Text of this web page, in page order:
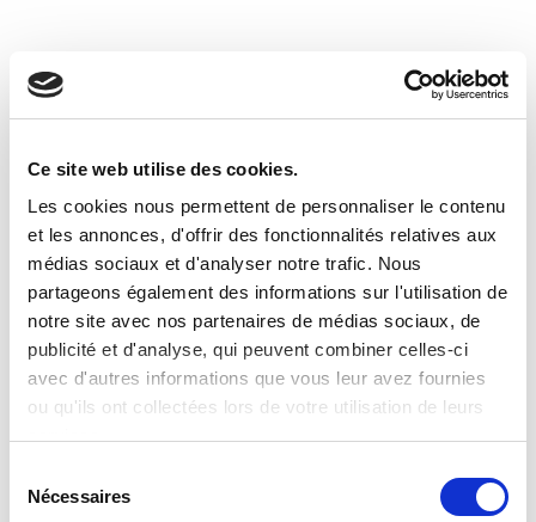
Ce site web utilise des cookies.
Les cookies nous permettent de personnaliser le contenu
et les annonces, d'offrir des fonctionnalités relatives aux
médias sociaux et d'analyser notre trafic. Nous
partageons également des informations sur l'utilisation de
notre site avec nos partenaires de médias sociaux, de
publicité et d'analyse, qui peuvent combiner celles-ci
avec d'autres informations que vous leur avez fournies
ou qu'ils ont collectées lors de votre utilisation de leurs
Nécessaires